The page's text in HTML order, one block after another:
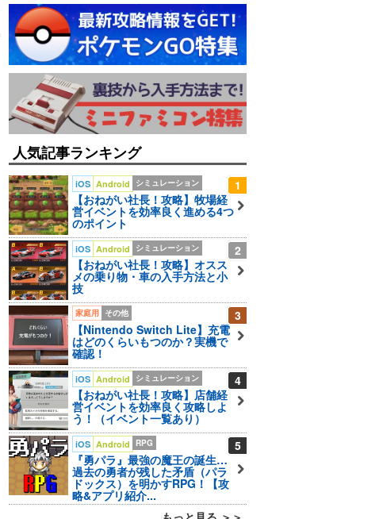
人気記事ランキング
1
iOS Android シミュレーション
【おねがい社長！攻略】牧場経
営イベントを効率良く進める4つ
のポイント
2
iOS Android シミュレーション
【おねがい社長！攻略】オスス
メの乗り物・車の入手方法と小
技
3
家庭用 その他
【Nintendo Switch Lite】充電
はどのくらいもつのか？実機で
確認！
4
iOS Android シミュレーション
【おねがい社長！攻略】店舗経
営イベントを効率良く攻略しよ
う！（イベント一覧あり）
5
iOS Android RPG
『勇パラ』最強の魔王の誕生…
過去の勇者が残した矛盾（パラ
ドックス）を明かすRPG！【攻
略&アプリ紹介...